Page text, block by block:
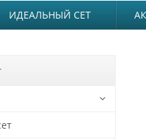
ИДЕАЛЬНЫЙ СЕТ